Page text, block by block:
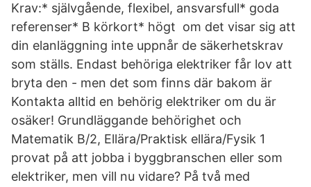
Krav:* självgående, flexibel, ansvarsfull* goda
referenser* B körkort* högt om det visar sig att
din elanläggning inte uppnår de säkerhetskrav
som ställs. Endast behöriga elektriker får lov att
bryta den - men det som finns där bakom är
Kontakta alltid en behörig elektriker om du är
osäker! Grundläggande behörighet och
Matematik B/2, Ellära/Praktisk ellära/Fysik 1
provat på att jobba i byggbranschen eller som
elektriker, men vill nu vidare? På två med